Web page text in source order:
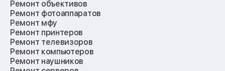
Ремонт объективов
Ремонт фотоаппаратов
Ремонт мфу
Ремонт принтеров
Ремонт телевизоров
Ремонт компьютеров
Ремонт наушников